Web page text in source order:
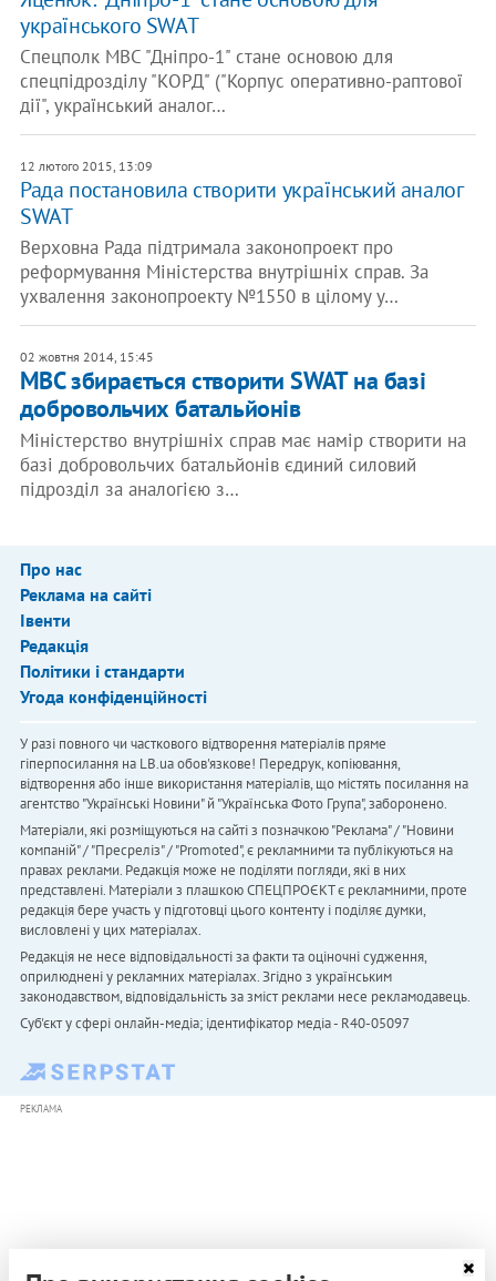
українського SWAT
Cпецполк МВС "Дніпро-1" стане основою для
спецпідрозділу "КОРД" ("Корпус оперативно-раптової
дії", український аналог…
12 лютого 2015, 13:09
Рада постановила створити український аналог
SWAT
Верховна Рада підтримала законопроект про
реформування Міністерства внутрішніх справ. За
ухвалення законопроекту №1550 в цілому у…
02 жовтня 2014, 15:45
МВС збирається створити SWAT на базі
добровольчих батальйонів
Міністерство внутрішніх справ має намір створити на
базі добровольчих батальйонів єдиний силовий
підрозділ за аналогією з…
Про нас
Реклама на сайті
Івенти
Редакція
Політики і стандарти
Угода конфіденційності
У разі повного чи часткового відтворення матеріалів пряме
гіперпосилання на LB.ua обов'язкове! Передрук, копіювання,
відтворення або інше використання матеріалів, що містять посилання на
агентство "Українськi Новини" й "Українська Фото Група", заборонено.
Матеріали, які розміщуються на сайті з позначкою "Реклама" / "Новини
компаній" / "Пресреліз" / "Promoted", є рекламними та публікуються на
правах реклами. Редакція може не поділяти погляди, які в них
представлені. Матеріали з плашкою СПЕЦПРОЄКТ є рекламними, проте
редакція бере участь у підготовці цього контенту і поділяє думки,
висловлені у цих матеріалах.
Редакція не несе відповідальності за факти та оціночні судження,
оприлюднені у рекламних матеріалах. Згідно з українським
законодавством, відповідальність за зміст реклами несе рекламодавець.
Cуб'єкт у сфері онлайн-медіа; ідентифікатор медіа - R40-05097
РЕКЛАМА